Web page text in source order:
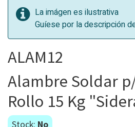
La imágen es ilustrativa
Guíese por la descripción
ALAM12
Alambre Soldar
Rollo 15 Kg
Stock: No